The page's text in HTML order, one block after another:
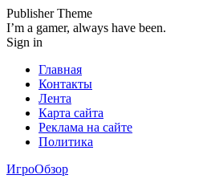
Publisher Theme
I’m a gamer, always have been.
Sign in
Главная
Контакты
Лента
Карта сайта
Реклама на сайте
Политика
ИгроОбзор